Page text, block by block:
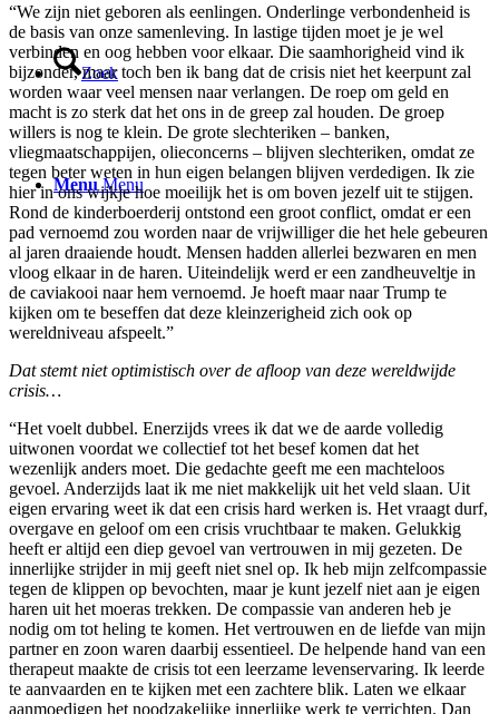
Zoek
Menu Menu
“We zijn niet geboren als eenlingen. Onderlinge verbondenheid is
de basis van onze samenleving. In lastige tijden moet je je wel
verbinden en oog hebben voor elkaar. Die saamhorigheid vind ik
bijzonder, maar toch ben ik bang dat de crisis niet het keerpunt zal
worden waar veel mensen naar verlangen. De roep om geld en
macht is zo sterk dat het ons in de greep zal houden. De groep
willers is nog te klein. De grote slechteriken – banken,
vliegmaatschappijen, olieconcerns – blijven slechteriken, omdat ze
tegen beter weten in hun eigen belangen blijven verdedigen. Ik zie
hier in ons wijkje hoe moeilijk het is om boven jezelf uit te stijgen.
Rond de kinderboerderij ontstond een groot conflict, omdat er een
pad vernoemd zou worden naar de vrijwilliger die het hele gebeuren
al jaren draaiende houdt. Mensen hadden allerlei bezwaren en men
vloog elkaar in de haren. Uiteindelijk werd er een zandheuveltje in
de caviakooi naar hem vernoemd. Je hoeft maar naar Trump te
kijken om te beseffen dat deze kleinzerigheid zich ook op
wereldniveau afspeelt.”
Dat stemt niet optimistisch over de afloop van deze wereldwijde
crisis…
“Het voelt dubbel. Enerzijds vrees ik dat we de aarde volledig
uitwonen voordat we collectief tot het besef komen dat het
wezenlijk anders moet. Die gedachte geeft me een machteloos
gevoel. Anderzijds laat ik me niet makkelijk uit het veld slaan. Uit
eigen ervaring weet ik dat een crisis hard werken is. Het vraagt durf,
overgave en geloof om een crisis vruchtbaar te maken. Gelukkig
heeft er altijd een diep gevoel van vertrouwen in mij gezeten. De
innerlijke strijder in mij geeft niet snel op. Ik heb mijn zelfcompassie
tegen de klippen op bevochten, maar je kunt jezelf niet aan je eigen
haren uit het moeras trekken. De compassie van anderen heb je
nodig om tot heling te komen. Het vertrouwen en de liefde van mijn
partner en zoon waren daarbij essentieel. De helpende hand van een
therapeut maakte de crisis tot een leerzame levenservaring. Ik leerde
te aanvaarden en te kijken met een zachtere blik. Laten we elkaar
aanmoedigen het noodzakelijke innerlijke werk te verrichten. Dan